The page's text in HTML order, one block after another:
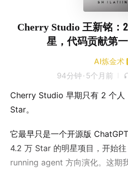
Cherry Studio 王新铭：
星，代码贡献第
AI炼金术
94分钟 · 5个月前
Cherry Studio 早期只有 2 个
Star。
它最早只是一个开源版
4.2 万 Star 的明星项目，开始
running agent 方向演化。这期